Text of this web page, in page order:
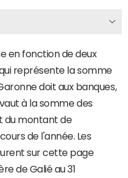
en fonction de deux
représente la somme
doit aux banques,
à la somme des
du montant de
de l'année. Les
sur cette page
de Galié au 31